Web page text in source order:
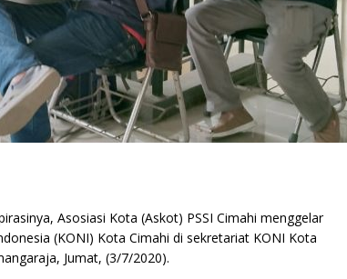
Asosiasi Kota (Askot) PSSI Cimahi menggelar
(KONI) Kota Cimahi di sekretariat KONI Kota
Jumat, (3/7/2020).